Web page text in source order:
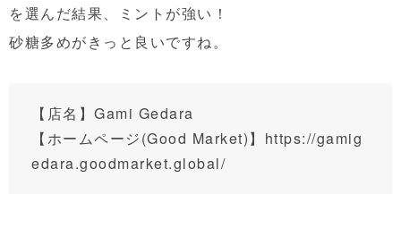
を選んだ結果、ミントが強い！
砂糖多めがきっと良いですね。
【店名】Gami Gedara
【ホームページ(Good Market)】 https://gamig
edara.goodmarket.global/